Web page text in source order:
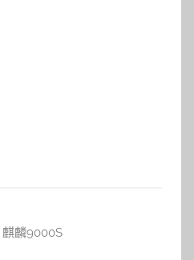
麒麟9000S